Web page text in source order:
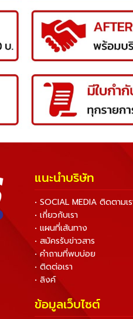
แนะนำบริษัท
• SOCIAL MEDIA ติดตามเร
• เกี่ยวกับเรา
• แผนที่เส้นทาง
• สมัครรับข่าวสาร
• คำถามที่พบบ่อย
• ติดต่อเรา
• ลิงค์
ข้อมูลเว็บไซต์